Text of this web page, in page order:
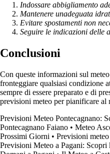
Indossare abbigliamento
Mantenere unadeguata
Evitare spostamenti non
Seguire le indicazioni delle
Conclusioni
Con queste informazioni sul
fronteggiare qualsiasi condizione
sempre di essere preparato e di
previsioni meteo per pianificare al
Previsioni Meteo Pontecagnano:
Pontecagnano Faiano • Meteo
Prossimi Giorni • Previsioni
Previsioni Meteo a Pagani: